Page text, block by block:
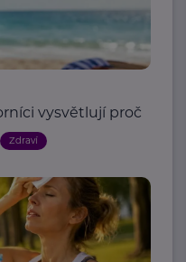
vysvětlují proč
Zdraví